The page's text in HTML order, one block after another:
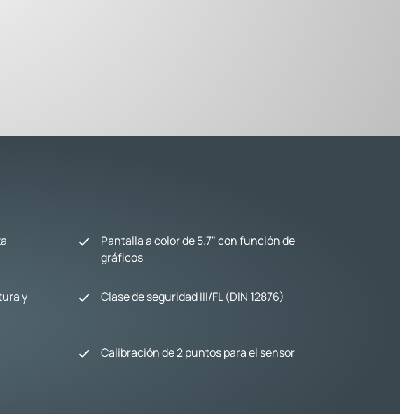
Pantalla a color de 5.7" con función de
gráficos
y
Clase de seguridad III/FL (DIN 12876)
Calibración de 2 puntos para el sensor